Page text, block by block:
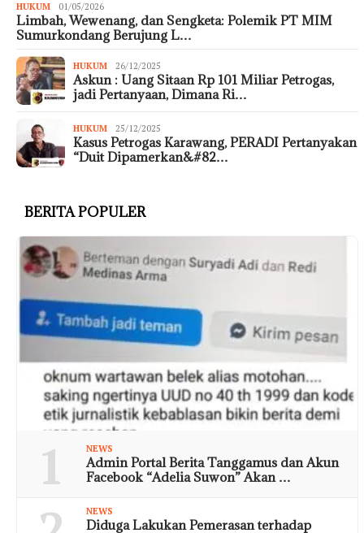
HUKUM 01/05/2026
Limbah, Wewenang, dan Sengketa: Polemik PT MIM
Sumurkondang Berujung L…
HUKUM 26/12/2025
Askun : Uang Sitaan Rp 101 Miliar Petrogas,
jadi Pertanyaan, Dimana Ri…
HUKUM 25/12/2025
Kasus Petrogas Karawang, PERADI Pertanyakan
“Duit Dipamerkan&#82…
BERITA POPULER
1 NEWS
Admin Portal Berita Tanggamus dan Akun
Facebook “Adelia Suwon” Akan …
NEWS
Diduga Lakukan Pemerasan terhadap